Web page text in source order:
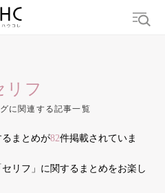
男の本音 モテテク 婚活
リフ
に関連する記事一覧
るまとめが82件掲載されていま
リフ」に関するまとめをお楽し